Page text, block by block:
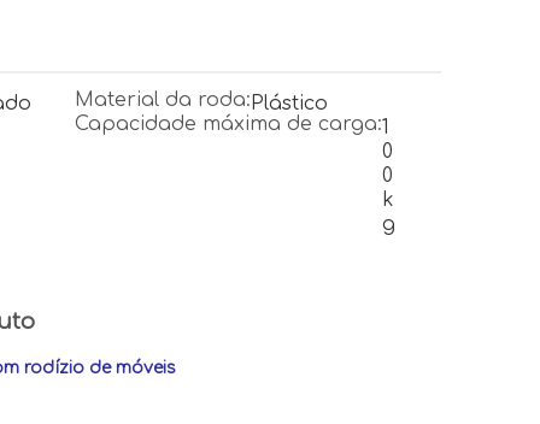
Material da roda:Plástico
Capacidade máxima de carga:1
0
0
k
g
rodízio de móveis